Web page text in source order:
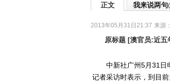
正文 我来说两句(
2013年05月31日21:37 来源：
原标题 [澳官员:近五
中新社广州5月31日电
记者采访时表示，到目